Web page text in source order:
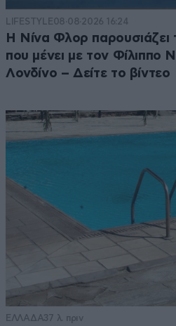
LIFESTYLE08·08·2026 16:24
Η Νίνα Φλορ παρουσιάζει
που μένει με τον Φίλιππο
Λονδίνο – Δείτε το βίντεο
ΕΛΛΑΔΑ37 λ. πριν